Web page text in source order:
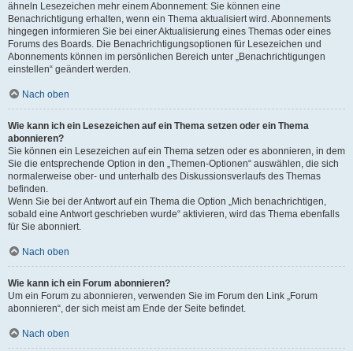
ähneln Lesezeichen mehr einem Abonnement: Sie können eine
Benachrichtigung erhalten, wenn ein Thema aktualisiert wird. Abonnements
hingegen informieren Sie bei einer Aktualisierung eines Themas oder eines
Forums des Boards. Die Benachrichtigungsoptionen für Lesezeichen und
Abonnements können im persönlichen Bereich unter „Benachrichtigungen
einstellen“ geändert werden.
Nach oben
Wie kann ich ein Lesezeichen auf ein Thema setzen oder ein Thema
abonnieren?
Sie können ein Lesezeichen auf ein Thema setzen oder es abonnieren, in dem
Sie die entsprechende Option in den „Themen-Optionen“ auswählen, die sich
normalerweise ober- und unterhalb des Diskussionsverlaufs des Themas
befinden.
Wenn Sie bei der Antwort auf ein Thema die Option „Mich benachrichtigen,
sobald eine Antwort geschrieben wurde“ aktivieren, wird das Thema ebenfalls
für Sie abonniert.
Nach oben
Wie kann ich ein Forum abonnieren?
Um ein Forum zu abonnieren, verwenden Sie im Forum den Link „Forum
abonnieren“, der sich meist am Ende der Seite befindet.
Nach oben